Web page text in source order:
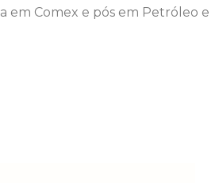
em Comex e pós em Petróleo e